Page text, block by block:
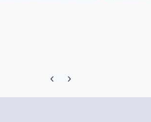
Previous carousel slide
Next carousel slide